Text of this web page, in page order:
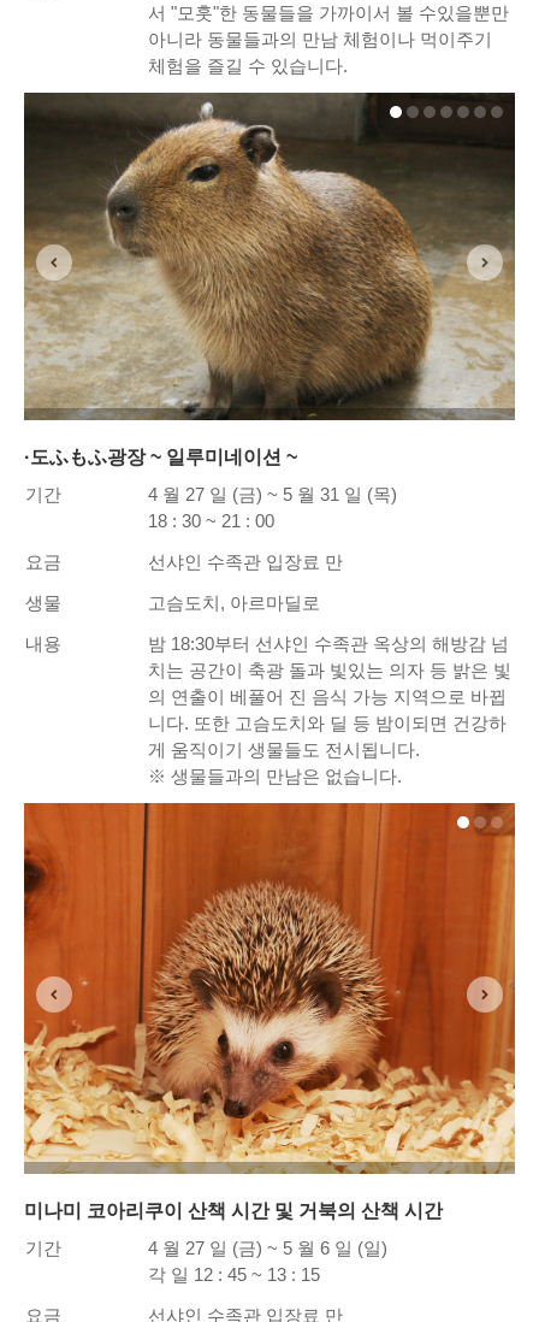
서 "모훗"한 동물들을 가까이서 볼 수있을뿐만
아니라 동물들과의 만남 체험이나 먹이주기
체험을 즐길 수 있습니다.
·도ふもふ광장 ~ 일루미네이션 ~
기간
4 월 27 일 (금) ~ 5 월 31 일 (목)
18 : 30 ~ 21 : 00
요금
선샤인 수족관 입장료 만
생물
고슴도치, 아르마딜로
내용
밤 18:30부터 선샤인 수족관 옥상의 해방감 넘
치는 공간이 축광 돌과 빛있는 의자 등 밝은 빛
의 연출이 베풀어 진 음식 가능 지역으로 바뀝
니다. 또한 고슴도치와 딜 등 밤이되면 건강하
게 움직이기 생물들도 전시됩니다.
※ 생물들과의 만남은 없습니다.
미나미 코아리쿠이 산책 시간 및 거북의 산책 시간
기간
4 월 27 일 (금) ~ 5 월 6 일 (일)
각 일 12 : 45 ~ 13 : 15
요금
선샤인 수족관 입장료 만